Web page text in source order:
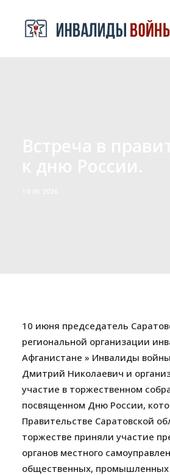
10 июня председатель
региональной организации
Афганистане » Инвалиды
Дмитрий Николаевич и
участие в торжественном
посвященном Дню России,
Правительстве Саратовской
торжестве приняли участие
органов местного
общественных, промышленных